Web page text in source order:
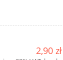
2,90 zł